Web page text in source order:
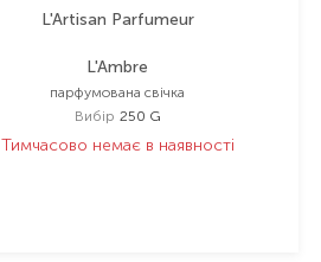
L'Artisan Parfumeur
L'Ambre
парфумована свічка
Вибір 250 G
Тимчасово немає в наявності